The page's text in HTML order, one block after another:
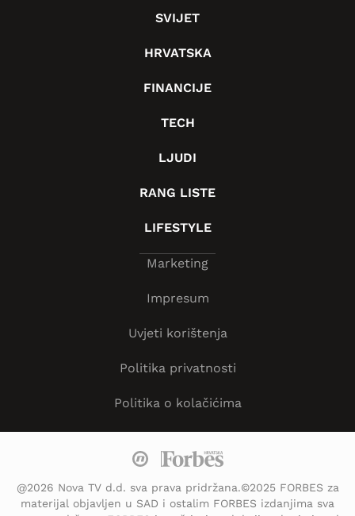
SVIJET
HRVATSKA
FINANCIJE
TECH
LJUDI
RANG LISTE
LIFESTYLE
Marketing
Impresum
Uvjeti korištenja
Politika privatnosti
Politika o kolačićima
@2026 Nova TV d.d. sva prava pridržana.©2025 FORBES za
materijal objavljen u SAD i ostalim FORBES izdanjima sva